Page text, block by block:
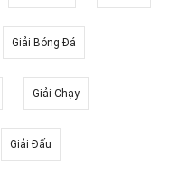
Giải Bóng Đá
Giải Chạy
Giải Đấu